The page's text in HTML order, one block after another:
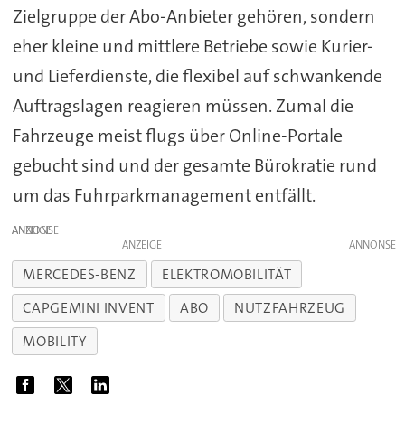
Zielgruppe der Abo-Anbieter gehören, sondern
eher kleine und mittlere Betriebe sowie Kurier-
und Lieferdienste, die flexibel auf schwankende
Auftragslagen reagieren müssen. Zumal die
Fahrzeuge meist flugs über Online-Portale
gebucht sind und der gesamte Bürokratie rund
um das Fuhrparkmanagement entfällt.
ANZEIGE
ANZEIGE
MERCEDES-BENZ
ELEKTROMOBILITÄT
CAPGEMINI INVENT
ABO
NUTZFAHRZEUG
MOBILITY